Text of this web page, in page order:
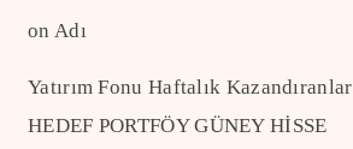
on Adı
Yatırım Fonu Haftalık Kazandıranlar
HEDEF PORTFÖY GÜNEY HİSSE